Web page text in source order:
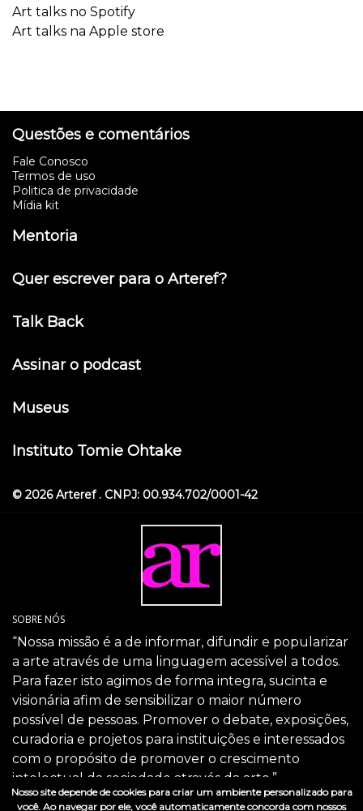
Art talks no Spotify
Art talks na Apple store
Questões e comentários
Fale Conosco
Termos de uso
Politica de privacidade
Mídia kit
Mentoria
Quer escrever para o Arteref?
Talk Back
Assinar o podcast
Museus
Instituto Tomie Ohtake
© 2026 Arteref . CNPJ: 00.934.702/0001-42
SOBRE NÓS
“Nossa missão é a de informar, difundir e popularizar
a arte através de uma linguagem acessível a todos.
Para fazer isto agimos de forma integra, sucinta e
visionária afim de sensibilizar o maior número
possível de pessoas. Promover o debate, exposições,
curadoria e projetos para instituições e interessados
com o propósito de promover o crescimento
intelectual da sociedade através da arte.”
SIGA-NOS
Nosso site depende de cookies para criar um ambiente personalizado para
você. Ao navegar por ele, você automaticamente concorda com nossos